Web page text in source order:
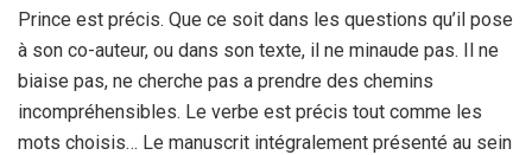
Prince est précis. Que ce soit dans les questions qu’il pose
à son co-auteur, ou dans son texte, il ne minaude pas. Il ne
biaise pas, ne cherche pas a prendre des chemins
incompréhensibles. Le verbe est précis tout comme les
mots choisis… Le manuscrit intégralement présenté au sein